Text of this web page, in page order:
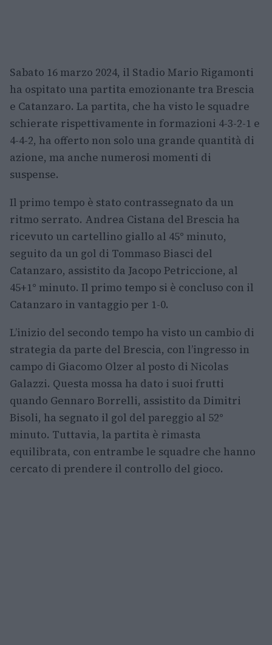
Sabato 16 marzo 2024, il Stadio Mario Rigamonti
ha ospitato una partita emozionante tra Brescia
e Catanzaro. La partita, che ha visto le squadre
schierate rispettivamente in formazioni 4-3-2-1 e
4-4-2, ha offerto non solo una grande quantità di
azione, ma anche numerosi momenti di
suspense.
Il primo tempo è stato contrassegnato da un
ritmo serrato. Andrea Cistana del Brescia ha
ricevuto un cartellino giallo al 45° minuto,
seguito da un gol di Tommaso Biasci del
Catanzaro, assistito da Jacopo Petriccione, al
45+1° minuto. Il primo tempo si è concluso con il
Catanzaro in vantaggio per 1-0.
L’inizio del secondo tempo ha visto un cambio di
strategia da parte del Brescia, con l’ingresso in
campo di Giacomo Olzer al posto di Nicolas
Galazzi. Questa mossa ha dato i suoi frutti
quando Gennaro Borrelli, assistito da Dimitri
Bisoli, ha segnato il gol del pareggio al 52°
minuto. Tuttavia, la partita è rimasta
equilibrata, con entrambe le squadre che hanno
cercato di prendere il controllo del gioco.